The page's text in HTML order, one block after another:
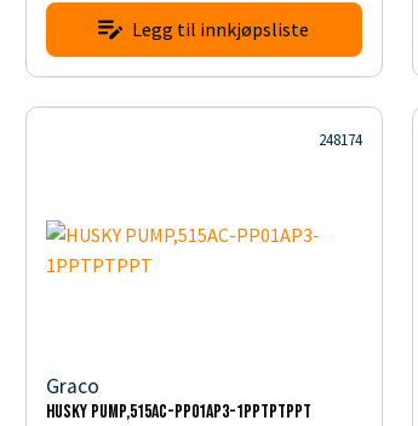
Legg til innkjøpsliste
248174
Graco
HUSKY PUMP,515AC-PP01AP3-1PPTPTPPT